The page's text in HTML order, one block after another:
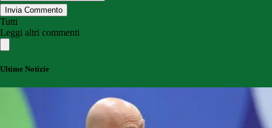
Invia Commento
Tutti
Leggi altri commenti
Ultime Notizie